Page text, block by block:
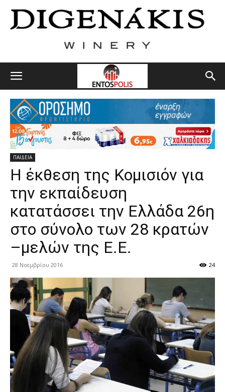
ΠΑΙΔΕΙΑ
Η έκθεση της Κομισιόν για
την εκπαίδευση
κατατάσσει την Ελλάδα 26η
στο σύνολο των 28 κρατών
–μελών της Ε.Ε.
28 Νοεμβρίου 2016 24